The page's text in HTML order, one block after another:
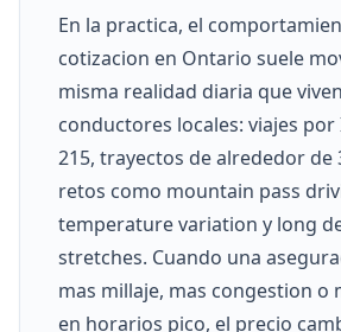
En la practica, el
cotizacion en Ontario suele
misma realidad diaria que
conductores locales: viajes por
215, trayectos de alrededor de
retos como mountain pass
temperature variation y long
stretches. Cuando una
mas millaje, mas congestion o
en horarios pico, el precio